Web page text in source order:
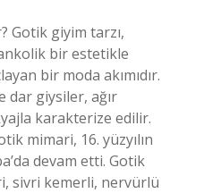
Gotik giyim tarzı,
bir estetikle
bir moda akımıdır.
dar giysiler, ağır
karakterize edilir.
mimari, 16. yüzyılın
devam etti. Gotik
sivri kemerli, nervürlü